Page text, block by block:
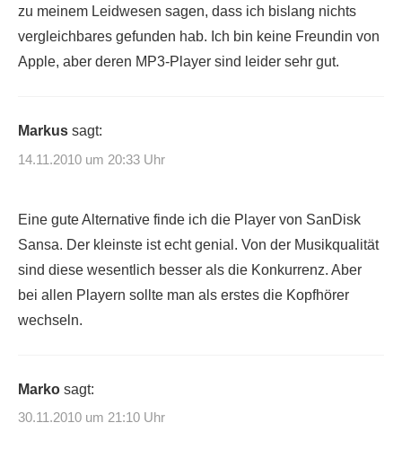
zu meinem Leidwesen sagen, dass ich bislang nichts
vergleichbares gefunden hab. Ich bin keine Freundin von
Apple, aber deren MP3-Player sind leider sehr gut.
Markus sagt:
14.11.2010 um 20:33 Uhr
Eine gute Alternative finde ich die Player von SanDisk
Sansa. Der kleinste ist echt genial. Von der Musikqualität
sind diese wesentlich besser als die Konkurrenz. Aber
bei allen Playern sollte man als erstes die Kopfhörer
wechseln.
Marko sagt:
30.11.2010 um 21:10 Uhr